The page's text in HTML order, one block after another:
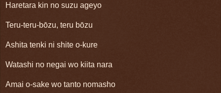
Haretara kin no suzu ageyo
Teru-teru-bōzu, teru bōzu
Ashita tenki ni shite o-kure
Watashi no negai wo kiita nara
Amai o-sake wo tanto nomasho